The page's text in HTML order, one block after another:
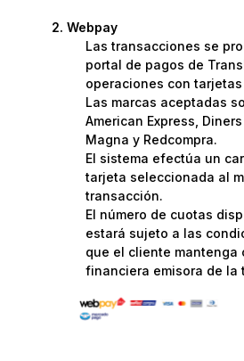
Webpay
Las transacciones se
portal de pagos de
operaciones con
Las marcas aceptadas
American Express,
Magna y Redcompra.
El sistema efectúa un
tarjeta seleccionada al
transacción.
El número de cuotas
estará sujeto a las
que el cliente mantenga
financiera emisora de la